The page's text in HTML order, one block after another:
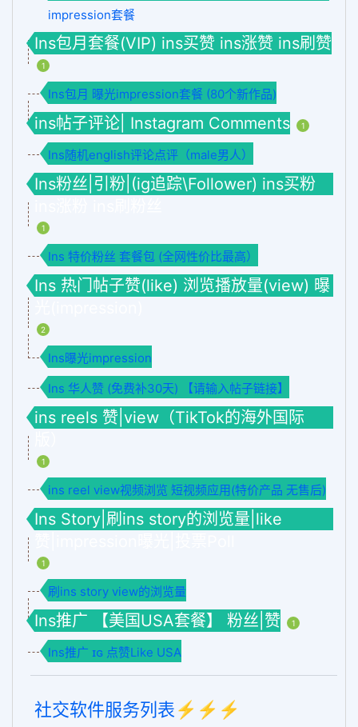
impression套餐
Ins包月套餐(VIP) ins买赞 ins涨赞 ins刷赞
1
Ins包月 曝光impression套餐 (80个新作品)
ins帖子评论| Instagram Comments 1
Ins随机english评论点评（male男人）
Ins粉丝|引粉|(ig追踪\Follower) ins买粉
1
Ins 特价粉丝 套餐包 (全网性价比最高）
Ins 热门帖子赞(like) 浏览播放量(view) 曝
2
Ins曝光impression
Ins 华人赞 (免费补30天) 【请输入帖子链接】
ins reels 赞|view（TikTok的海外国际
1
ins reel view视频浏览 短视频应用(特价产品 无售后)
Ins Story|刷ins story的浏览量|like
1
刷ins story view的浏览量
Ins推广 【美国USA套餐】 粉丝|赞 1
Ins推广 ɪɢ 点赞Like USA
社交软件服务列表⚡️⚡️⚡️